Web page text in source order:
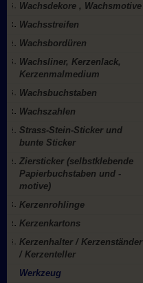
Wachsdekore , Wachsmotive
Wachsstreifen
Wachsbordüren
Wachsliner, Kerzenlack,
Kerzenmalmedium
Wachsbuchstaben
Wachszahlen
Strass-Stein-Sticker und
bunte Sticker
Ziersticker (selbstklebende
Papierbuchstaben und -
motive)
Kerzenrohlinge
Kerzenkartons
Kerzenhalter / Kerzenständer
/ Kerzenteller
Werkzeug